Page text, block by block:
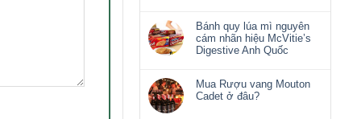
Bánh quy lúa mì nguyên
cám nhãn hiệu McVitie’s
Digestive Anh Quốc
Mua Rượu vang Mouton
Cadet ở đâu?